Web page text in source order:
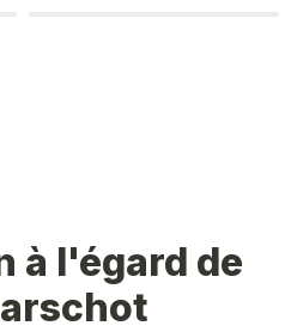
à l'égard de